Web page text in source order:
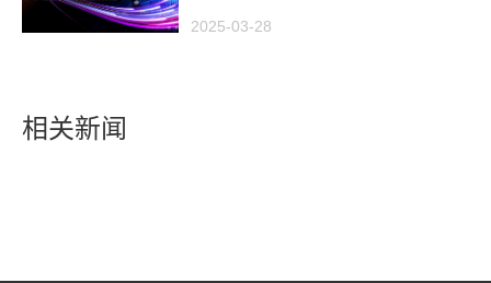
潮
2025-03-28
相关新闻